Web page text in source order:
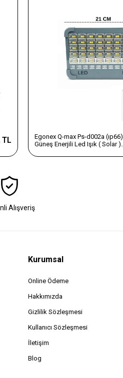
TL
Egonex Q-max Ps-d002a (ıp66)
Güneş Enerjili Led Işık ( Solar )
(kamp & Dış Mekan)*30
Alışveriş
Kurumsal
Online Ödeme
Hakkımızda
Gizlilik Sözleşmesi
Kullanıcı Sözleşmesi
İletişim
Blog